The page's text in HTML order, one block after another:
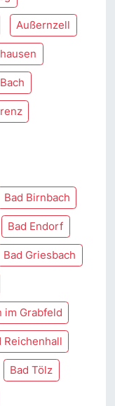
Außernzell
Bach
Bad Birnbach
Bad Endorf
Bad Griesbach
im Grabfeld
Reichenhall
Bad Tölz